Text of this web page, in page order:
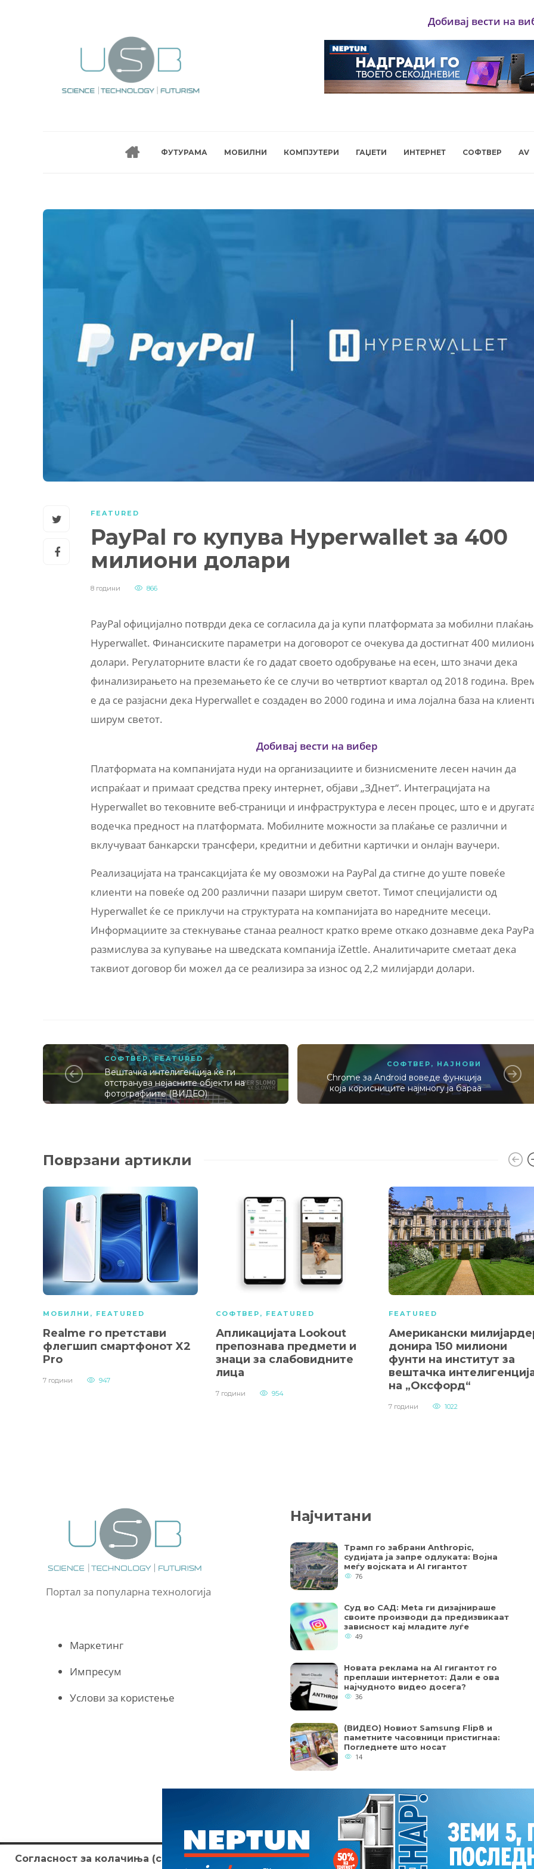
Добивај вести на
ФУТУРАМА МОБИЛНИ КОМПЈУТЕРИ ГАЏЕТИ ИНТЕРНЕТ СОФТВЕР AV
FEATURED
PayPal го купува Hyperwallet за 400
милиони долари
8 години 866
PayPal официјално потврди дека се согласила да ја купи платформата за мобилни
Hyperwallet. Финансиските параметри на договорот се очекува да достигнат 400
долари. Регулаторните власти ќе го дадат своето одобрување на есен, што значи дека
финализирањето на преземањето ќе се случи во четвртиот квартал од 2018 година.
е да се разјасни дека Hyperwallet е создаден во 2000 година и има лојална база на
ширум светот.
Добивај вести на вибер
Платформата на компанијата нуди на организациите и бизнисмените лесен начин да
испраќаат и примаат средства преку интернет, објави „ЗДнет“. Интеграцијата на
Hyperwallet во тековните веб-страници и инфраструктура е лесен процес, што е и
водечка предност на платформата. Мобилните можности за плаќање се различни и
вклучуваат банкарски трансфери, кредитни и дебитни картички и онлајн ваучери.
Реализацијата на трансакцијата ќе му овозможи на PayPal да стигне до уште повеќе
клиенти на повеќе од 200 различни пазари ширум светот. Тимот специјалисти од
Hyperwallet ќе се приклучи на структурата на компанијата во наредните месеци.
Информациите за стекнување станаа реалност кратко време откако дознавме дека
размислува за купување на шведската компанија iZettle. Аналитичарите сметаат дека
таквиот договор би можел да се реализира за износ од 2,2 милијарди долари.
СОФТВЕР,FEATURED
Вештачка интелигенција ќе ги
отстранува нејасните објекти на
фотографиите (ВИДЕО)
СОФТВЕР , НАЈНОВИ
Chrome за Android воведе функција
која корисниците најмногу ја бараа
Поврзани артикли
МОБИЛНИ , FEATURED
Realme го претстави
флегшип смартфонот X2
Pro
7 години 947
СОФТВЕР , FEATURED
Апликацијата Lookout
препознава предмети и
знаци за слабовидните
лица
7 години 954
FEATURED
Американски
донира 150 милиони
фунти на институт за
вештачка
на „Оксфорд“
7 години 1022
Портал за популарна технологија
Маркетинг
Импресум
Услови за користење
Најчитани
Трамп го забрани Anthropic,
судијата ја запре одлуката: Војна
меѓу војската и AI гигантот
76
Суд во САД: Meta ги дизајнираше
своите производи да предизвикаат
зависност кај младите луѓе
49
Новата реклама на AI гигантот го
преплаши интернетот: Дали е ова
најчудното видео досега?
36
(ВИДЕО) Новиот Samsung Flip8 и
паметните часовници пристигнаа:
Погледнете што носат
14
Согласност за колачиња (cookies)